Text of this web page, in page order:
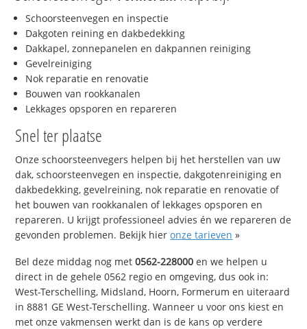
Schoorsteenvegen en inspectie
Dakgoten reining en dakbedekking
Dakkapel, zonnepanelen en dakpannen reiniging
Gevelreiniging
Nok reparatie en renovatie
Bouwen van rookkanalen
Lekkages opsporen en repareren
Snel ter plaatse
Onze schoorsteenvegers helpen bij het herstellen van uw
dak, schoorsteenvegen en inspectie, dakgotenreiniging en
dakbedekking, gevelreining, nok reparatie en renovatie of
het bouwen van rookkanalen of lekkages opsporen en
repareren. U krijgt professioneel advies én we repareren de
gevonden problemen. Bekijk hieronze tarieven »
Bel deze middag nog met0562-228000 en we helpen u
direct in de gehele 0562 regio en omgeving, dus ook in:
West-Terschelling, Midsland, Hoorn, Formerum en uiteraard
in 8881 GE West-Terschelling. Wanneer u voor ons kiest en
met onze vakmensen werkt dan is de kans op verdere